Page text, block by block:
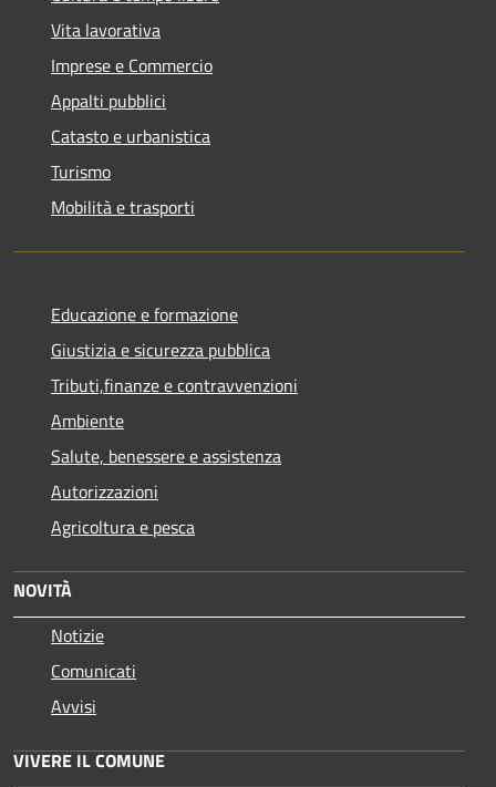
Vita lavorativa
Imprese e Commercio
Appalti pubblici
Catasto e urbanistica
Turismo
Mobilità e trasporti
Educazione e formazione
Giustizia e sicurezza pubblica
Tributi,finanze e contravvenzioni
Ambiente
Salute, benessere e assistenza
Autorizzazioni
Agricoltura e pesca
NOVITÀ
Notizie
Comunicati
Avvisi
VIVERE IL COMUNE